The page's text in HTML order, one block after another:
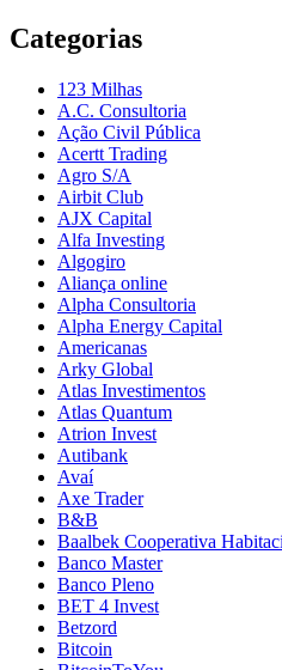
Categorias
123 Milhas
A.C. Consultoria
Ação Civil Pública
Acertt Trading
Agro S/A
Airbit Club
AJX Capital
Alfa Investing
Algogiro
Aliança online
Alpha Consultoria
Alpha Energy Capital
Americanas
Arky Global
Atlas Investimentos
Atlas Quantum
Atrion Invest
Autibank
Avaí
Axe Trader
B&B
Baalbek Cooperativa
Banco Master
Banco Pleno
BET 4 Invest
Betzord
Bitcoin